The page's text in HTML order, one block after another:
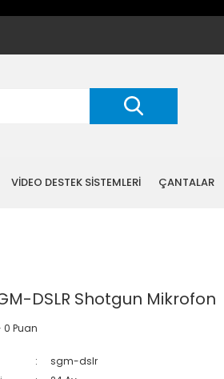
VİDEO DESTEK SİSTEMLERİ ÇANTALAR
DSLR Shotgun Mikrofon
0 Puan
sgm-dslr